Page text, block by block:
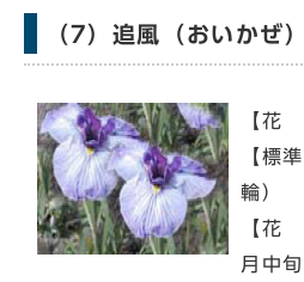
（7）追風（おいかぜ）
【
【標
輪）
【
月中